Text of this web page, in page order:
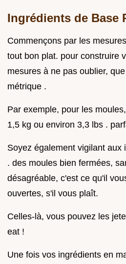
Ingrédients de Base
Commençons par les
tout bon plat. pour construire
mesures à ne pas oublier,
métrique .
Par exemple, pour les
1,5 kg ou environ 3,3 lbs .
Soyez également vigilant aux
. des moules bien fermées,
désagréable, c'est ce qu'il
ouvertes, s'il vous plaît.
Celles-là, vous pouvez les
eat !
Une fois vos ingrédients en